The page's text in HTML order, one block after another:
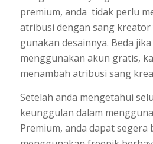
premium, anda tidak perlu
atribusi dengan sang kreator
gunakan desainnya. Beda
menggunakan akun gratis,
menambah atribusi sang
Setelah anda mengetahui
keunggulan dalam
Premium, anda dapat segera